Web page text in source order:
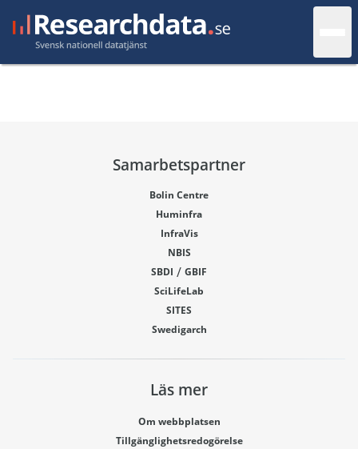
Samarbetspartner
Bolin Centre
Huminfra
InfraVis
NBIS
SBDI / GBIF
SciLifeLab
SITES
Swedigarch
Läs mer
Om webbplatsen
Tillgänglighetsredogörelse